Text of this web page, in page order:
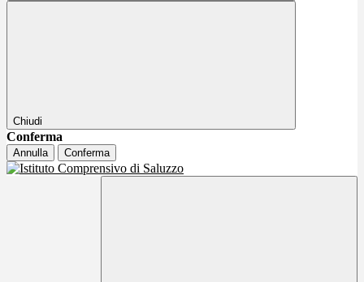
Chiudi
Conferma
Annulla Conferma